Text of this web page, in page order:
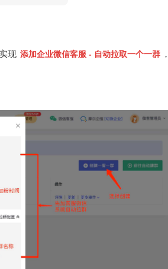
现 添加企业微信客服 - 自动拉取一个一群 ，